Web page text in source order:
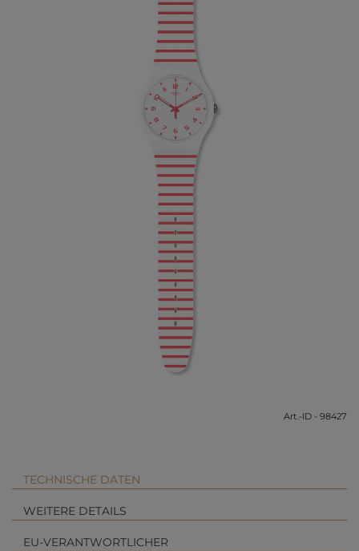
Art.-ID - 98427
TECHNISCHE DATEN
WEITERE DETAILS
EU-VERANTWORTLICHER